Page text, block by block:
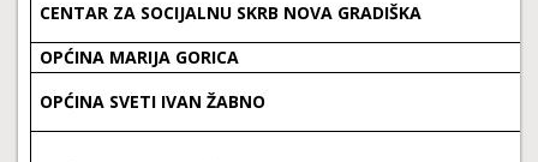
CENTAR ZA SOCIJALNU SKRB NOVA GRADIŠKA
OPĆINA MARIJA GORICA
OPĆINA SVETI IVAN ŽABNO